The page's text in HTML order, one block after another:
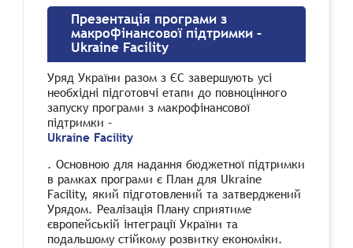
Презентація програми з
макрофінансової підтримки –
Ukraine Facility
Уряд України разом з ЄС завершують усі
необхідні підготовчі етапи до повноцінного
запуску програми з макрофінансової
підтримки –
Ukraine Facility
. Основною для надання бюджетної підтримки
в рамках програми є План для Ukraine
Facility, який підготовлений та затверджений
Урядом. Реалізація Плану сприятиме
європейській інтеграції України та
подальшому стійкому розвитку економіки.